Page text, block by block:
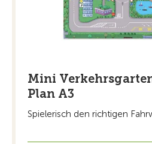
Mini
Plan A3
Spielerisch den richtigen